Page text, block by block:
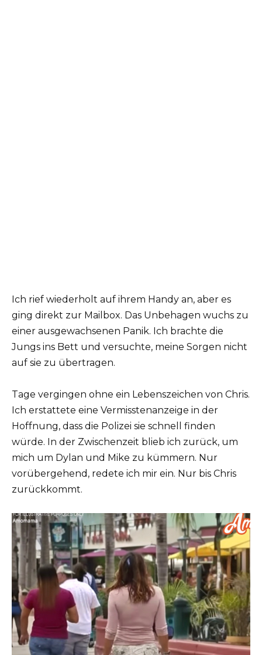
Ich rief wiederholt auf ihrem Handy an, aber es
ging direkt zur Mailbox. Das Unbehagen wuchs zu
einer ausgewachsenen Panik. Ich brachte die
Jungs ins Bett und versuchte, meine Sorgen nicht
auf sie zu übertragen.
Tage vergingen ohne ein Lebenszeichen von Chris.
Ich erstattete eine Vermisstenanzeige in der
Hoffnung, dass die Polizei sie schnell finden
würde. In der Zwischenzeit blieb ich zurück, um
mich um Dylan und Mike zu kümmern. Nur
vorübergehend, redete ich mir ein. Nur bis Chris
zurückkommt.